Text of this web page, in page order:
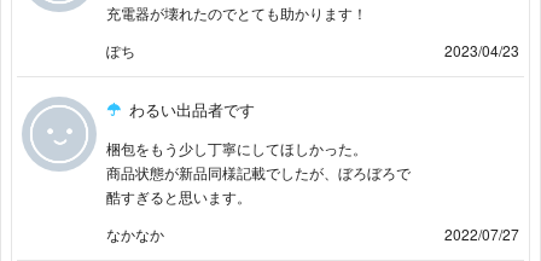
充電器が壊れたのでとても助かります！
ぽち
2023/04/23
わるい出品者です
梱包をもう少し丁寧にしてほしかった。
商品状態が新品同様記載でしたが、ぼろぼろで
酷すぎると思います。
なかなか
2022/07/27